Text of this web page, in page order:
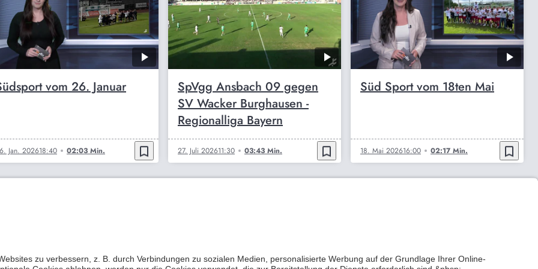
vom 26. Januar
Jan. 202618:40 02:03 Min. bookmark_border
SpVgg Ansbach 09 gegen
SV Wacker Burghausen -
Regionalliga Bayern
27. Juli 202611:30 03:43 Min. bookmark_border
Süd Sport vom 18ten Mai
18. Mai 202616:00 02:17 Min. bookmark_border